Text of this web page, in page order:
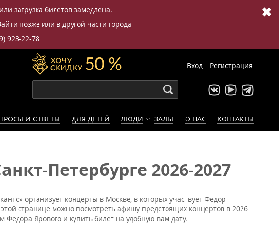
загрузка билетов замедлена.
позже или в другой части города
923-22-78
✖
Вход Регистрация
И ОТВЕТЫ ДЛЯ ДЕТЕЙ ЛЮДИ ЗАЛЫ О НАС КОНТАКТЫ
Петербурге 2026-2027
организует концерты в Москве, в которых участвует Федор
странице можно посмотреть афишу предстоящих концертов в 2026
Федора Ярового и купить билет на удобную вам дату.